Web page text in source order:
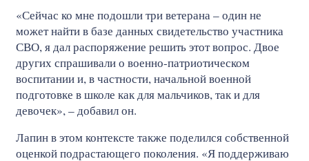
«Сейчас ко мне подошли три ветерана – один не
может найти в базе данных свидетельство участника
СВО, я дал распоряжение решить этот вопрос. Двое
других спрашивали о военно-патриотическом
воспитании и, в частности, начальной военной
подготовке в школе как для мальчиков, так и для
девочек», – добавил он.
Лапин в этом контексте также поделился собственной
оценкой подрастающего поколения. «Я поддерживаю